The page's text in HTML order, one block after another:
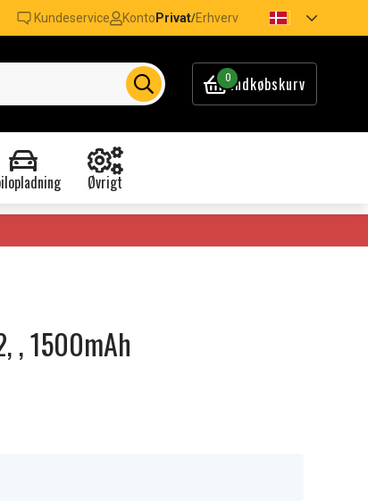
Kundeservice Konto Privat/Erhverv
0Indkøbskurv
Øvrigt
, 1500mAh